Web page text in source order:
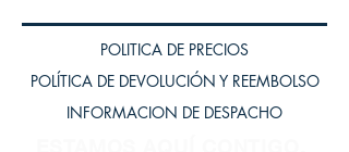
POLITICA DE PRECIOS
POLÍTICA DE DEVOLUCIÓN Y REEMBOLSO
INFORMACION DE DESPACHO